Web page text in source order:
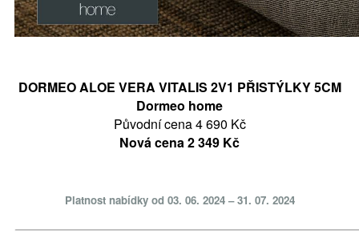
DORMEO ALOE VERA VITALIS 2V1 PŘISTÝLKY 5CM
Dormeo home
Původní cena 4 690 Kč
Nová cena 2 349 Kč
Platnost nabídky od 03. 06. 2024 – 31. 07. 2024